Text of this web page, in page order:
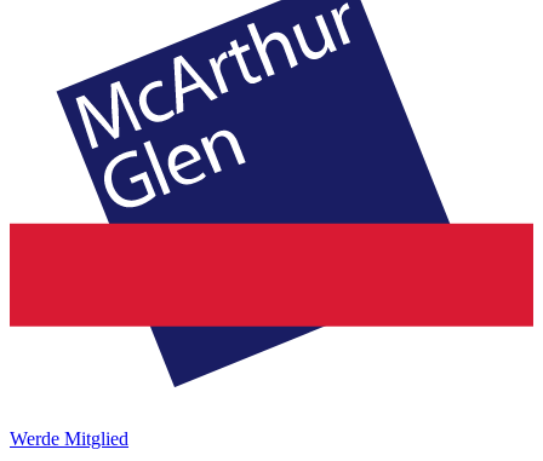
Werde Mitglied